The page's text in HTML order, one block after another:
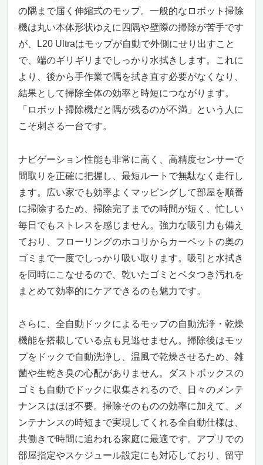
の隅まで届く伸縮式のモップ。一般的なロボット掃除
機は丸い本体形状ゆえに四隅や壁際の掃除が苦手です
が、L20 Ultraはモップが自動で外側にせり出すこと
で、端のギリギリまでしっかり水拭きします。これに
より、後から手作業で隅を拭き直す必要がなくなり、
結果として掃除全体の効率と時短につながります。
「ロボット掃除機だと隅が残るのが不満」という人に
こそ刺さる一台です。
ナビゲーション性能も非常に高く、高精度センサーで
間取りを正確に把握し、最短ルートで無駄なく走行し
ます。広い家でも効率よくマッピングして部屋を順番
に掃除するため、掃除完了までの時間が短く、忙しい
毎日でもストレスを感じません。強力な吸引力も備え
ており、フローリングのホコリからカーペットの奥の
ゴミまで一度でしっかり吸い取ります。吸引と水拭き
を同時にこなせるので、乾いたゴミとベタつき汚れを
まとめて効率的にケアできるのも魅力です。
さらに、全自動ドックによるモップの自動洗浄・乾燥
機能を搭載している点も見逃せません。掃除後はモッ
プをドックで自動洗浄し、温風で乾燥させるため、雑
菌や生乾き臭の心配がありません。ダストボックスの
ゴミも自動でドックに収集されるので、日々のメンテ
ナンスはほぼ不要。掃除そのものの効率に加えて、メ
ンテナンスの時短まで実現してくれる全自動仕様は、
共働きで時間に追われる家庭に最適です。アプリでの
部屋指定やスケジュール設定にも対応しており、留守